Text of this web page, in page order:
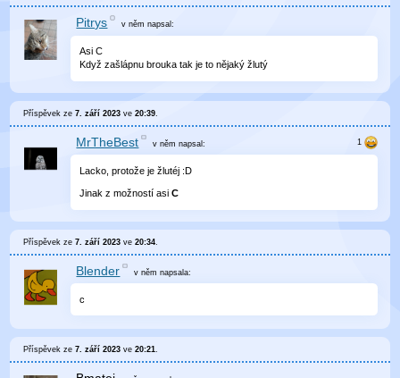
Pitrys v němnapsal:
Asi C
Když zašlápnu brouka tak je to nějaký žlutý
Příspěvek ze7. září 2023 ve20:39.
MrTheBest v němnapsal:
Lacko, protože je žlutéj :D
Jinak z možností asiC
Příspěvek ze7. září 2023 ve20:34.
Blender v němnapsala:
c
Příspěvek ze7. září 2023 ve20:21.